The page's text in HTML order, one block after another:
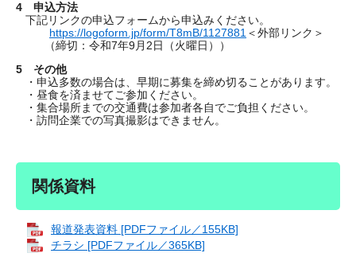
4 申込方法
下記リンクの申込フォームから申込みください。
https://logoform.jp/form/T8mB/1127881＜外部リンク＞
（締切：令和7年9月2日（火曜日））
5 その他
・申込多数の場合は、早期に募集を締め切ることがあります。
・昼食を済ませてご参加ください。
・集合場所までの交通費は参加者各自でご負担ください。
・訪問企業での写真撮影はできません。
関係資料
報道発表資料 [PDFファイル／155KB]
チラシ [PDFファイル／365KB]